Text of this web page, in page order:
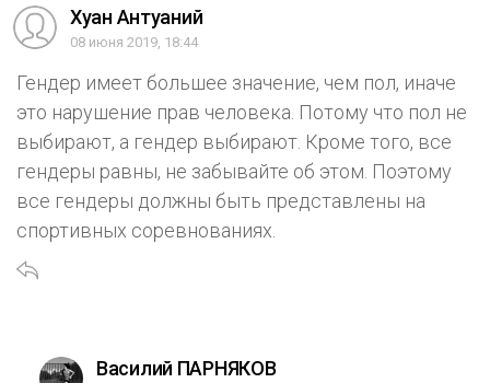
Хуан Антуаний
08 июня 2019, 18:44
Гендер имеет большее значение, чем пол, иначе
это нарушение прав человека. Потому что пол не
выбирают, а гендер выбирают. Кроме того, все
гендеры равны, не забывайте об этом. Поэтому
все гендеры должны быть представлены на
спортивных соревнованиях.
Василий ПАРНЯКОВ